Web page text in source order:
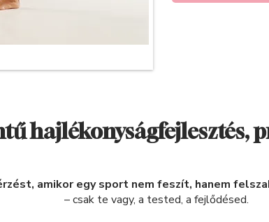
hajlékonyságfejlesztés,
amikor egy sport nem feszít, hanem
– csak te vagy, a tested, a fejlődésed.